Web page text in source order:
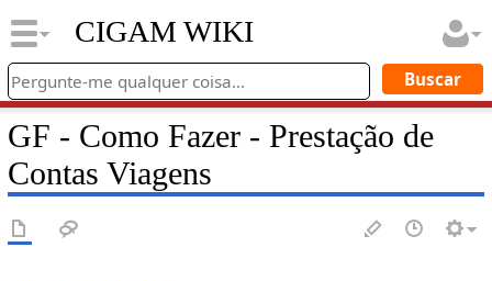
CIGAM WIKI
GF - Como Fazer - Prestação de
Contas Viagens